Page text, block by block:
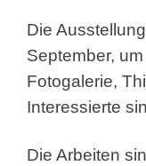
Die
September,
Fotogalerie,
Interessierte
Die Arbeiten